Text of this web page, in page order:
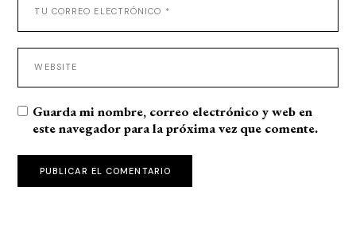
Guarda mi nombre, correo electrónico y web en
este navegador para la próxima vez que comente.
PUBLICAR EL COMENTARIO